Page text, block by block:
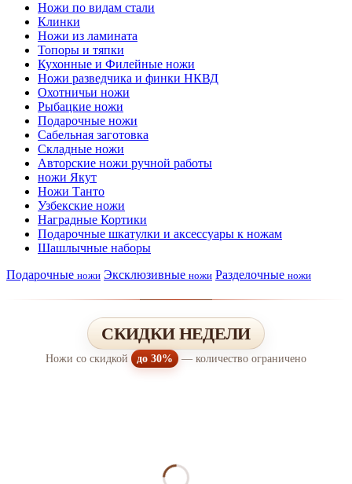
Ножи по видам стали
Клинки
Ножи из ламината
Топоры и тяпки
Кухонные и Филейные ножи
Ножи разведчика и финки НКВД
Охотничьи ножи
Рыбацкие ножи
Подарочные ножи
Сабельная заготовка
Складные ножи
Авторские ножи ручной работы
ножи Якут
Ножи Танто
Узбекские ножи
Наградные Кортики
Подарочные шкатулки и аксессуары к ножам
Шашлычные наборы
Подарочные ножи Эксклюзивные ножи Разделочные ножи
СКИДКИ НЕДЕЛИ
Ножи со скидкой до 30% — количество ограничено